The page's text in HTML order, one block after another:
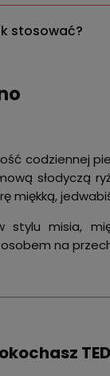
stosować?
codziennej
słodyczą
miękką,
stylu misia,
na